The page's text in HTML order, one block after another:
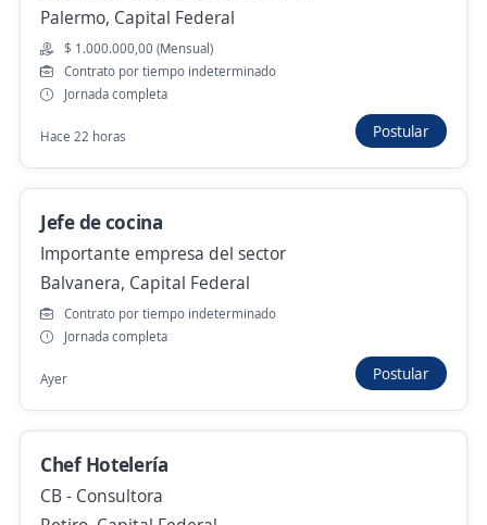
Jefe de cocina
JOSEPHINA'S
Hace 2 días
Jefe de Cocina
Importante empresa del sector
Caballito, Capital Federal
Hace 4 días
Jefe/a de cocina
Koala House
Puerto Madero, Capital Federal
Palermo, Capital Federal
$ 1.000.000,00 (Mensual)
Contrato por tiempo indeterminado
Jornada completa
Hace 22 horas Postular
Jefe de cocina
Importante empresa del sector
Balvanera, Capital Federal
Contrato por tiempo indeterminado
Jornada completa
Ayer Postular
Chef Hotelería
CB - Consultora